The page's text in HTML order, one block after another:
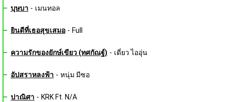
บุษบา - เมนทอล
ยินดีที่เธอสุขเสมอ - Full
ความรักของยักษ์เขียว (ทศกัณฐ์) - เดี่ยว ไออุ่น
อัปสราหลงฟ้า - หนุ่ม มีซอ
ปาณิศา - KRK Ft. N/A